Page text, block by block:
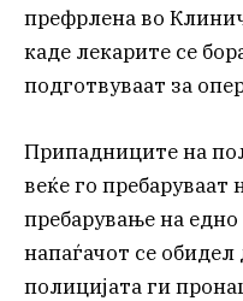
префрлена во
каде лекарите се
подготвуваат за
Припадниците на
веќе го
пребарување на
напаѓачот се обидел
полицијата ги